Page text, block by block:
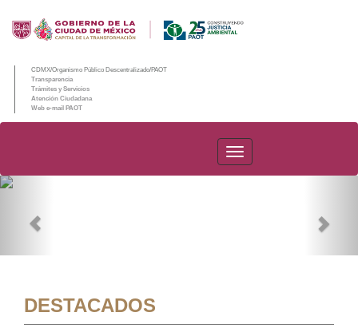
CDMX/Organismo Público Descentralizado/PAOT
Transparencia
Trámites y Servicios
Atención Ciudadana
Web e-mail PAOT
PAOT
DESTACADOS